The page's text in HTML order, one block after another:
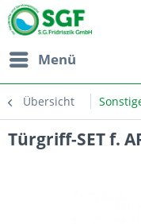
Menü
Übersicht
Türgriff-SET f.